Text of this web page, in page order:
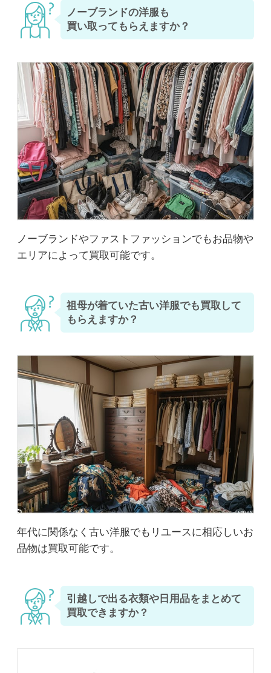
ノーブランドの洋服も
買い取ってもらえますか？
ノーブランドやファストファッションでもお品物や
エリアによって買取可能です。
祖母が着ていた古い洋服でも買取して
もらえますか？
年代に関係なく古い洋服でもリユースに相応しいお
品物は買取可能です。
引越しで出る衣類や日用品をまとめて
買取できますか？